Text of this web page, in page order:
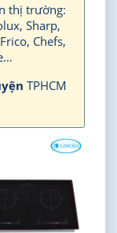
thị trường:
Sharp,
Chefs,
TPHCM